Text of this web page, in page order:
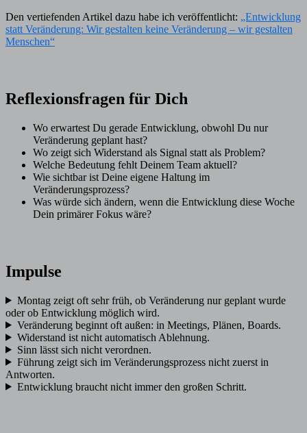
Den vertiefenden Artikel dazu habe ich veröffentlicht: „Entwicklung
statt Veränderung: Wir gestalten keine Veränderung – wir gestalten
Menschen“
Reflexionsfragen für Dich
Wo erwartest Du gerade Entwicklung, obwohl Du nur
Veränderung geplant hast?
Wo zeigt sich Widerstand als Signal statt als Problem?
Welche Bedeutung fehlt Deinem Team aktuell?
Wie sichtbar ist Deine eigene Haltung im
Veränderungsprozess?
Was würde sich ändern, wenn die Entwicklung diese Woche
Dein primärer Fokus wäre?
Impulse
Montag zeigt oft sehr früh, ob Veränderung nur geplant wurde
oder ob Entwicklung möglich wird.
Veränderung beginnt oft außen: in Meetings, Plänen, Boards.
Widerstand ist nicht automatisch Ablehnung.
Sinn lässt sich nicht verordnen.
Führung zeigt sich im Veränderungsprozess nicht zuerst in
Antworten.
Entwicklung braucht nicht immer den großen Schritt.